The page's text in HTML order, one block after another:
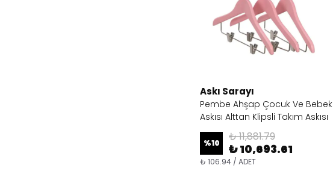
Askı Sarayı
Pembe Ahşap Çocuk Ve Bebek
Askısı Alttan Klipsli Takım Askısı
%10 ₺ 11,881.79
₺ 10,693.61
₺ 106.94 / ADET